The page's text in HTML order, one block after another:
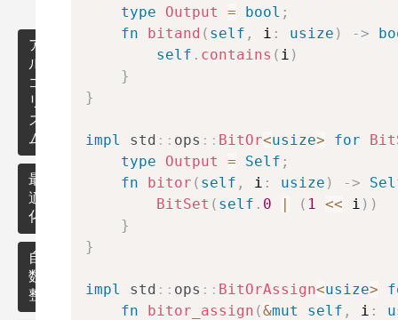
ア
ル
ゴ
リ
ズ
ム
ア
ル
ゴ
リ
ズ
ム
最
適
化
自然
数・
整数
type
Output = bool ;
fn
bitand ( self , i : usize ) ->
self . contains ( i )
}
}
impl std :: ops :: BitOr<usize> for
type
Output = Self ;
fn
bitor ( self , i : usize ) ->
BitSet ( self . 0 | ( 1 << i ) )
}
}
impl std :: ops :: BitOrAssign<usize>
fn
bitor_assign (&mut self , i :